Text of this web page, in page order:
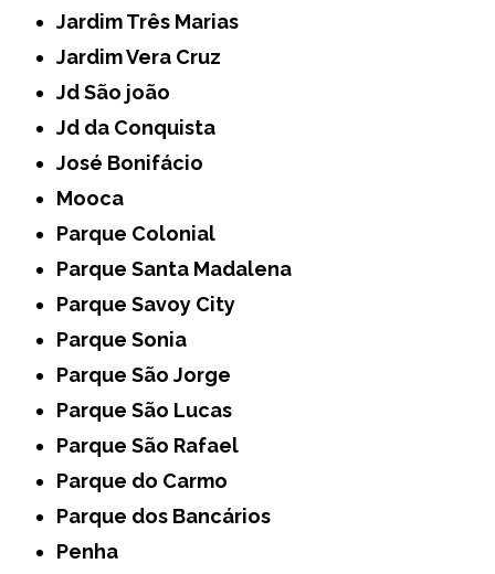
Jardim Três Marias
Jardim Vera Cruz
Jd São joão
Jd da Conquista
José Bonifácio
Mooca
Parque Colonial
Parque Santa Madalena
Parque Savoy City
Parque Sonia
Parque São Jorge
Parque São Lucas
Parque São Rafael
Parque do Carmo
Parque dos Bancários
Penha